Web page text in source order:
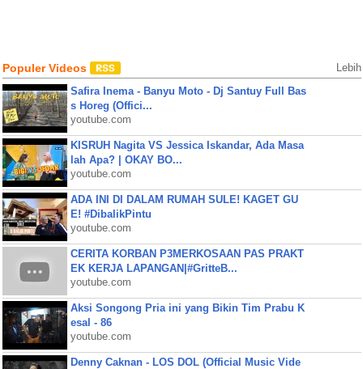
Populer Videos Lebih
Safira Inema - Banyu Moto - Dj Santuy Full Bas
s Horeg (Offici...
youtube.com
KISRUH Nagita VS Jessica Iskandar, Ada Masa
lah Apa? | OKAY BO...
youtube.com
ADA INI DI DALAM RUMAH SULE! KAGET GU
E! #DibalikPintu
youtube.com
CERITA KORBAN P3MERKOSAAN PAS PRAKT
EK KERJA LAPANGAN|#GritteB...
youtube.com
Aksi Songong Pria ini yang Bikin Tim Prabu K
esal - 86
youtube.com
Denny Caknan - LOS DOL (Official Music Vide